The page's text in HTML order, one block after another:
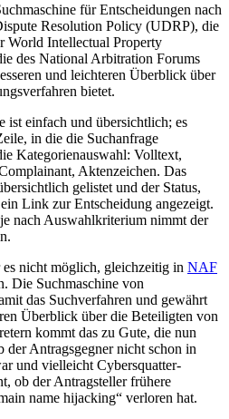
für Entscheidungen nach
Resolution Policy (UDRP), die
World Intellectual Property
des National Arbitration Forums
und leichteren Überblick über
bietet.
ist einfach und übersichtlich; es
in die die Suchanfrage
Kategorienauswahl: Volltext,
Aktenzeichen. Das
gelistet und der Status,
Link zur Entscheidung angezeigt.
nach Auswahlkriterium nimmt der
nicht möglich, gleichzeitig in NAF
Die Suchmaschine von
das Suchverfahren und gewährt
Überblick über die Beteiligten von
kommt das zu Gute, die nun
der Antragsgegner nicht schon in
und vielleicht Cybersquatter-
ob der Antragsteller frühere
name hijacking“ verloren hat.